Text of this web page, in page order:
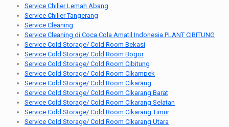
Service Chiller Lemah Abang
Service Chiller Tangerang
Service Cleaning
Service Cleaning di Coca Cola Amatil Indonesia PLANT CIBITUNG
Service Cold Storage/ Cold Room Bekasi
Service Cold Storage/ Cold Room Bogor
Service Cold Storage/ Cold Room Cibitung
Service Cold Storage/ Cold Room Cikampek
Service Cold Storage/ Cold Room Cikarang
Service Cold Storage/ Cold Room Cikarang Barat
Service Cold Storage/ Cold Room Cikarang Selatan
Service Cold Storage/ Cold Room Cikarang Timur
Service Cold Storage/ Cold Room Cikarang Utara